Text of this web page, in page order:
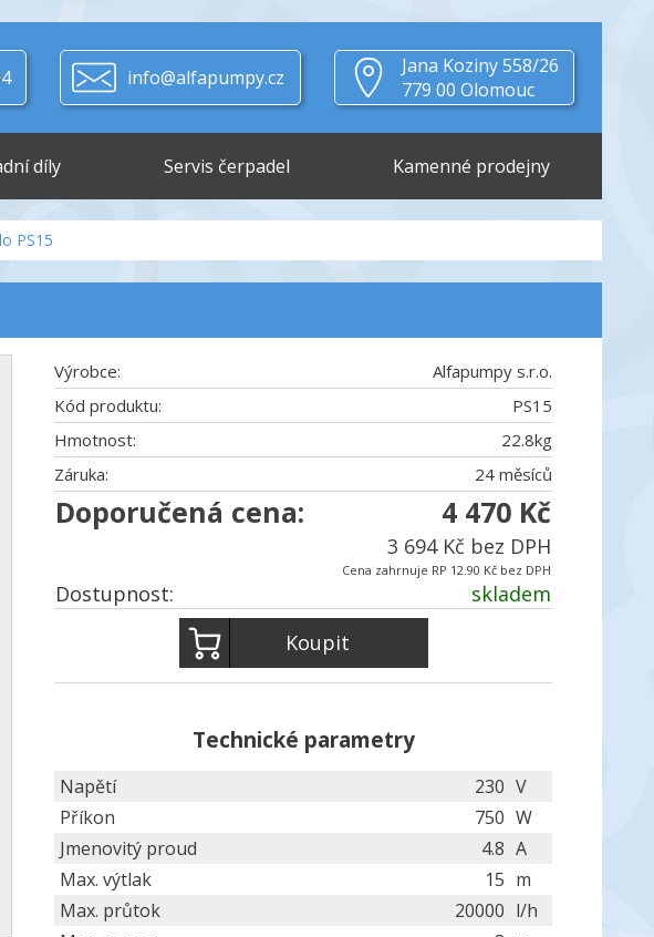
info@alfapumpy.cz
Jana Koziny 558/26
779 00 Olomouc
díly Servis čerpadel Kamenné prodejny
PS15
Výrobce:
Alfapumpy s.r.o.
Kód produktu:
PS15
Hmotnost:
22.8kg
Záruka:
24 měsíců
Doporučená cena: 4 470 Kč
3 694 Kč bez DPH
Cena zahrnuje RP 12.90 Kč bez DPH
Dostupnost:
skladem
Koupit
Technické parametry
Napětí 230 V
Příkon
750 W
Jmenovitý proud
4.8 A
Max. výtlak
15 m
Max. průtok
20000 l/h